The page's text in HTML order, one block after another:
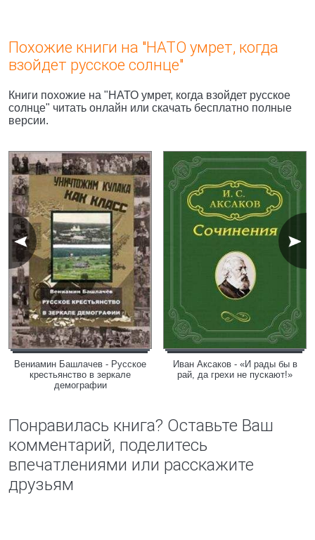
Похожие книги на "НАТО умрет, когда
взойдет русское солнце"
Книги похожие на "НАТО умрет, когда взойдет русское
солнце" читать онлайн или скачать бесплатно полные
версии.
Вениамин Башлачев - Русское
крестьянство в зеркале
демографии
Иван Аксаков - «И рады бы в
рай, да грехи не пускают!»
Понравилась книга? Оставьте Ваш
комментарий, поделитесь
впечатлениями или расскажите
друзьям